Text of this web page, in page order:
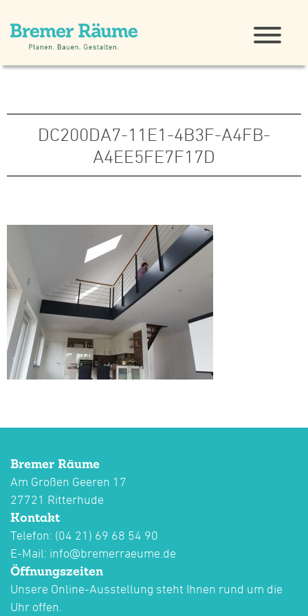
DC200DA7-11E1-4B3F-A4FB-
A4EE5FE7F17D
Bremer Räume
Am Großen Geeren 17
27721 Ritterhude
Kontakt
Telefon: (04 21) 69 68 54 90
E-Mail: info@bremerraeume.de
Öffnungszeiten
Unsere Online-Ausstellung steht Ihnen rund um die
Uhr offen.